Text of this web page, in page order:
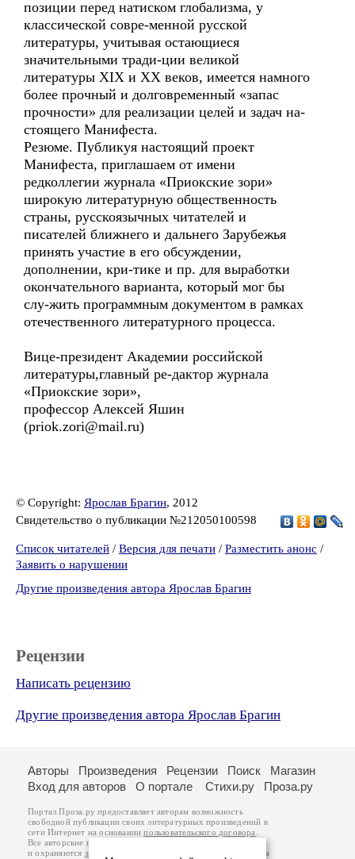
позиции перед натиском глобализма, у
классической совре-менной русской
литературы, учитывая остающиеся
значительными тради-ции великой
литературы XIX и ХХ веков, имеется намного
более прочный и долговременный «запас
прочности» для реализации целей и задач на-
стоящего Манифеста.
Резюме. Публикуя настоящий проект
Манифеста, приглашаем от имени
редколлегии журнала «Приокские зори»
широкую литературную общественность
страны, русскоязычных читателей и
писателей ближнего и дальнего Зарубежья
принять участие в его обсуждении,
дополнении, кри-тике и пр. для выработки
окончательного варианта, который мог бы
слу-жить программным документом в рамках
отечественного литературного процесса.
Вице-президент Академии российской
литературы,главный ре-дактор журнала
«Приокские зори»,
профессор Алексей Яшин
(priok.zori@mail.ru)
© Copyright: Ярослав Брагин, 2012
Свидетельство о публикации №212050100598
Список читателей / Версия для печати / Разместить анонс /
Заявить о нарушении
Другие произведения автора Ярослав Брагин
Рецензии
Написать рецензию
Другие произведения автора Ярослав Брагин
Авторы Произведения Рецензии Поиск
Магазин
Вход для авторов
О портале Стихи.ру Проза.ру
Портал Проза.ру предоставляет авторам возможность
свободной публикации своих литературных произведений в
сети Интернет на основаниипользовательского договора
Все авторские права на произведения принадлежат авторам
и охраняются законом . Перепечатка произведений возможна